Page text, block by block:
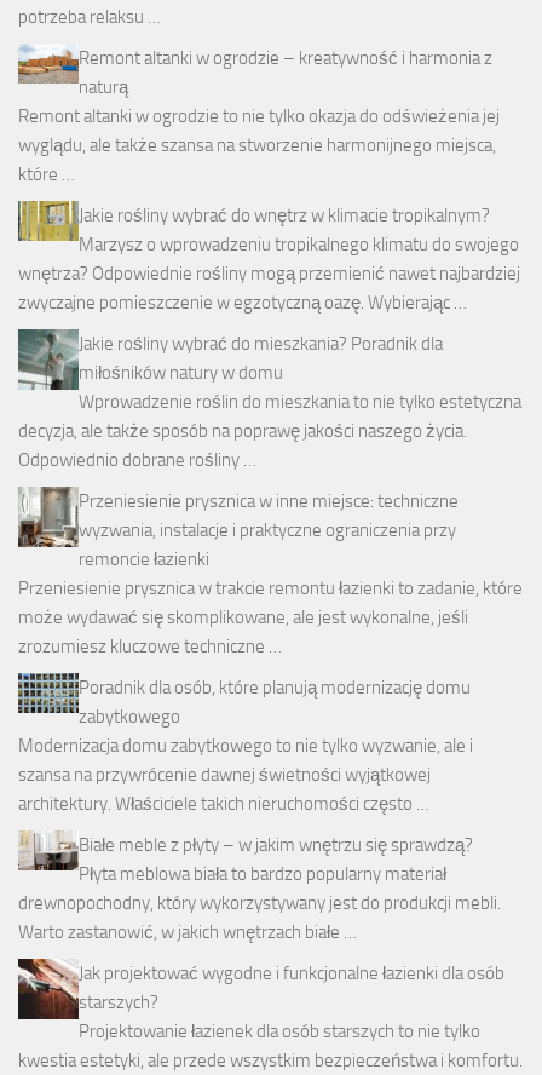
potrzeba relaksu …
Remont altanki w ogrodzie – kreatywność i harmonia z
naturą
Remont altanki w ogrodzie to nie tylko okazja do odświeżenia jej
wyglądu, ale także szansa na stworzenie harmonijnego miejsca,
które …
Jakie rośliny wybrać do wnętrz w klimacie tropikalnym?
Marzysz o wprowadzeniu tropikalnego klimatu do swojego
wnętrza? Odpowiednie rośliny mogą przemienić nawet najbardziej
zwyczajne pomieszczenie w egzotyczną oazę. Wybierając …
Jakie rośliny wybrać do mieszkania? Poradnik dla
miłośników natury w domu
Wprowadzenie roślin do mieszkania to nie tylko estetyczna
decyzja, ale także sposób na poprawę jakości naszego życia.
Odpowiednio dobrane rośliny …
Przeniesienie prysznica w inne miejsce: techniczne
wyzwania, instalacje i praktyczne ograniczenia przy
remoncie łazienki
Przeniesienie prysznica w trakcie remontu łazienki to zadanie, które
może wydawać się skomplikowane, ale jest wykonalne, jeśli
zrozumiesz kluczowe techniczne …
Poradnik dla osób, które planują modernizację domu
zabytkowego
Modernizacja domu zabytkowego to nie tylko wyzwanie, ale i
szansa na przywrócenie dawnej świetności wyjątkowej
architektury. Właściciele takich nieruchomości często …
Białe meble z płyty – w jakim wnętrzu się sprawdzą?
Płyta meblowa biała to bardzo popularny materiał
drewnopochodny, który wykorzystywany jest do produkcji mebli.
Warto zastanowić, w jakich wnętrzach białe …
Jak projektować wygodne i funkcjonalne łazienki dla osób
starszych?
Projektowanie łazienek dla osób starszych to nie tylko
kwestia estetyki, ale przede wszystkim bezpieczeństwa i komfortu.